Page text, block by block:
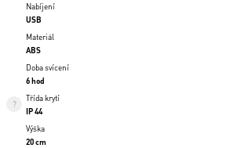
Nabíjení
USB
Materiál
ABS
Doba svícení
6 hod
Třída krytí
IP 44
Výška
20 cm